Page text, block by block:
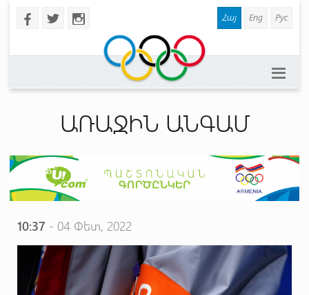
b a x Հայ Eng Рус
ԱՌԱՋԻՆ ԱՆԳԱՄ
10:37 - 04 Փետ, 2022